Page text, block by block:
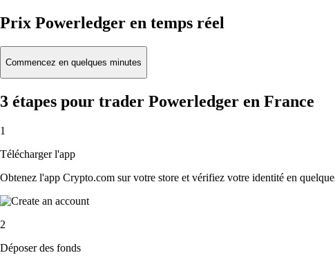
Prix Powerledger en temps réel
Commencez en quelques minutes
3 étapes pour trader Powerledger en France
1
Télécharger l'app
Obtenez l'app Crypto.com sur votre store et vérifiez votre identité en
2
Déposer des fonds